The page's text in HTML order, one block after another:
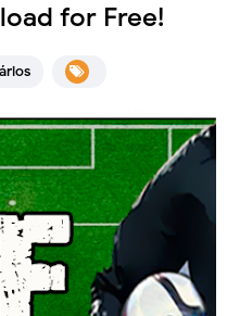
for Free!